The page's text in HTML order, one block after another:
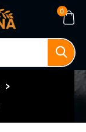
0
>